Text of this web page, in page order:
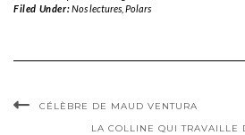
Filed Under:Nos lectures, Polars
CÉLÈBRE DE MAUD VENTURA
LA COLLINE QUI TRAVAILLE